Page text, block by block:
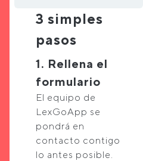
3 simples
pasos
1. Rellena el
formulario
El equipo de
LexGoApp se
pondrá en
contacto contigo
lo antes posible.